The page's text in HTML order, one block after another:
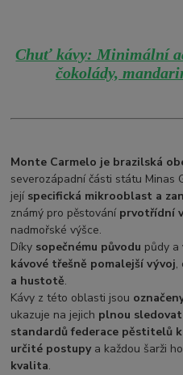
Chuť kávy: Minimální
čokolády,
Monte Carmelo je brazilská
severozápadní části státu Minas
její specifická mikrooblast a
známý pro pěstování prvotřídní
nadmořské výšce.
Díky sopečnému původu půdy a
kávové třešně pomalejší vývoj,
a hustotě.
Kávy z této oblasti jsou
ukazuje na jejich plnou
standardů federace pěstitelů
určité postupya každou šarži
kvalita.